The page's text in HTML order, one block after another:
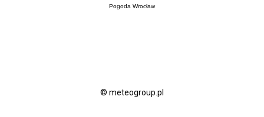
Pogoda Wrocław
© meteogroup.pl